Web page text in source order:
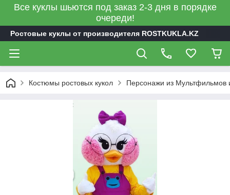
Все куклы шьются под заказ 2-3 дня в порядке
очереди!
Ростовые куклы от производителя ROSTKUKLA.KZ
Костюмы ростовых кукол Персонажи из Мультфильмов